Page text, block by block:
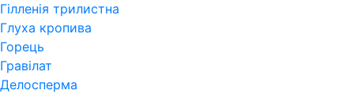
Гiлленiя трилистна
Глуха кропива
Горець
Гравілат
Делосперма